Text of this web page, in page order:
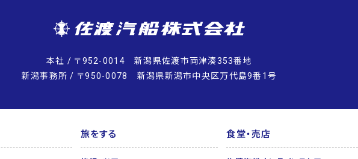
本社 / 〒952-0014 新潟県佐渡市両津湊353番地
新潟事務所 / 〒950-0078 新潟県新潟市中央区万代島9番1号
旅をする 食堂・売店